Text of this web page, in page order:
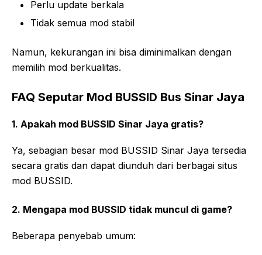
Perlu update berkala
Tidak semua mod stabil
Namun, kekurangan ini bisa diminimalkan dengan
memilih mod berkualitas.
FAQ Seputar Mod BUSSID Bus Sinar Jaya
1. Apakah mod BUSSID Sinar Jaya gratis?
Ya, sebagian besar mod BUSSID Sinar Jaya tersedia
secara gratis dan dapat diunduh dari berbagai situs
mod BUSSID.
2. Mengapa mod BUSSID tidak muncul di game?
Beberapa penyebab umum: